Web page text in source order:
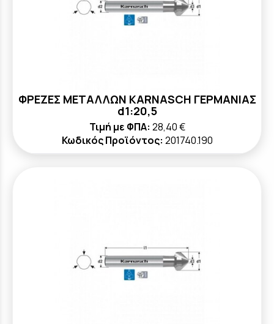
ΦΡΕΖΕΣ ΜΕΤΑΛΛΩΝ KARNASCH ΓΕΡΜΑΝΙΑΣ
d1:20,5
Τιμή με ΦΠΑ: 28,40 €
Κωδικός Προϊόντος: 201740.190